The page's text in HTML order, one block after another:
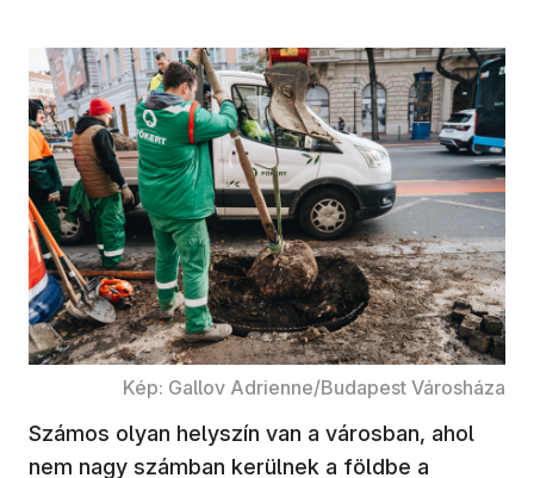
Kép: Gallov Adrienne/Budapest Városháza
Számos olyan helyszín van a városban, ahol
nem nagy számban kerülnek a földbe a